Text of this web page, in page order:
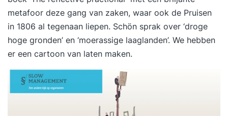
metafoor deze gang van zaken, waar ook de Pruisen
in 1806 al tegenaan liepen. Schön sprak over ‘droge
hoge gronden’ en ‘moerassige laaglanden’. We hebben
er een cartoon van laten maken.